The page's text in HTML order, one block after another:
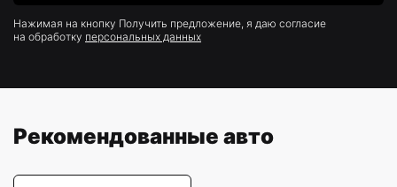
Нажимая на кнопку Получить предложение, я даю согласие
на обработку персональных данных
Рекомендованные авто